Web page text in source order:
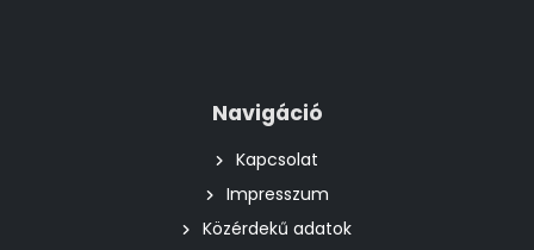
Navigáció
Kapcsolat
Impresszum
Közérdekű adatok